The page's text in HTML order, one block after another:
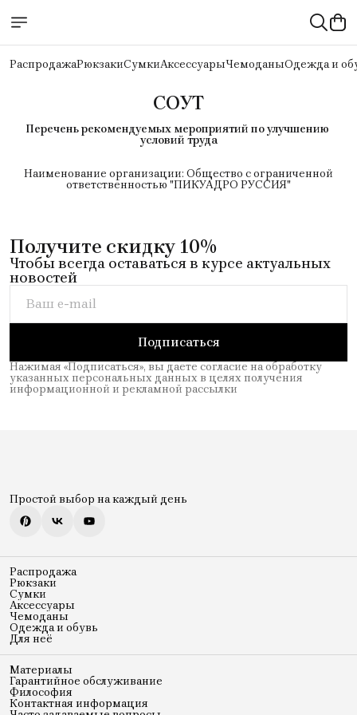
РаспродажаРюкзакиСумкиАксессуарыЧемоданыОдежда и
СОУТ
Перечень рекомендуемых мероприятий по улучшению
условий труда
Наименование организации: Общество с ограниченной
ответственностью "ПИКУАДРО РУССИЯ"
Получите скидку 10%
Чтобы всегда оставаться в курсе актуальных
новостей
Подписаться
Нажимая «Подписаться», вы даете согласие на обработку
указанных персональных данных в целях получения
информационной и рекламной рассылки
Простой выбор на каждый день
Распродажа
Рюкзаки
Сумки
Аксессуары
Чемоданы
Одежда и обувь
Для неё
Материалы
Гарантийное обслуживание
Философия
Контактная информация